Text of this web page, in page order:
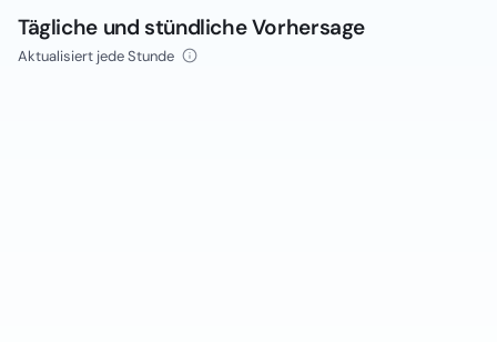
Tägliche und stündliche Vorhersage
Aktualisiert jede Stunde